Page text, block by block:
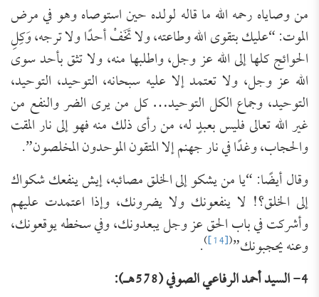
من وصاياه رحمه الله ما قاله لولده حين استوصاه وهو في مرض
الموت: “عليك بتقوى الله وطاعته، ولا تَخَفْ أحدًا ولا ترجه، وَكِلِ
الحوائج كلها إلى الله عز وجل، واطلبها منه، ولا تثق بأحد سوى
الله عز وجل، ولا تعتمد إلا عليه سبحانه، التوحيد، التوحيد،
التوحيد، وجماع الكل التوحيد… كل من يرى الضر والنفع من
غير الله تعالى فليس بعبدٍ له، من رأى ذلك منه فهو إلى نار المقت
والحجاب، وغدًا في نار جهنم إلا المتقون الموحدون المخلصون”.
وقال أيضًا: “يا من يشكو إلى الخلق مصائبه، إيش ينفعك شكواك
إلى الخلق؟! لا ينفعونك ولا يضرونك، وإذا اعتمدت عليهم
وأشركت في باب الحق عز وجل يبعدونك، وفي سخطه يوقعونك،
وعنه يحجبونك”(
[14]
)
.
4- السيد أحمد الرفاعي الصوفي (578هـ):